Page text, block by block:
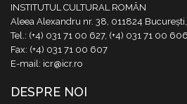
INSTITUTUL CULTURAL ROMÂN
Aleea Alexandru nr. 38, 011824
Tel.: (+4) 031 71 00 627, (+4) 031 71 00 606
Fax: (+4) 031 71 00 607
E-mail: icr@icr.ro
DESPRE NOI